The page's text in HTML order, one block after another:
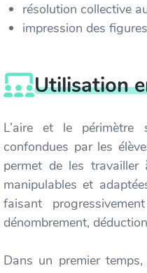
résolution collective
impression des figures
Utilisation
L’aire et le périmètre
confondues par les
permet de les
manipulables et
faisant
dénombrement,
Dans un premier